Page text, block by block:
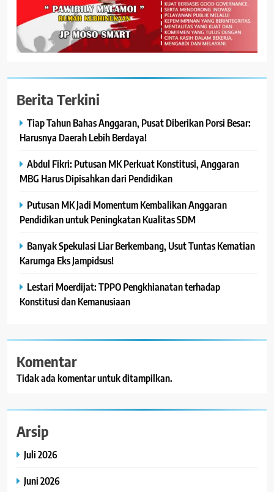
Berita Terkini
Tiap Tahun Bahas Anggaran, Pusat Diberikan Porsi Besar:
Harusnya Daerah Lebih Berdaya!
Abdul Fikri: Putusan MK Perkuat Konstitusi, Anggaran
MBG Harus Dipisahkan dari Pendidikan
Putusan MK Jadi Momentum Kembalikan Anggaran
Pendidikan untuk Peningkatan Kualitas SDM
Banyak Spekulasi Liar Berkembang, Usut Tuntas Kematian
Karumga Eks Jampidsus!
Lestari Moerdijat: TPPO Pengkhianatan terhadap
Konstitusi dan Kemanusiaan
Komentar
Tidak ada komentar untuk ditampilkan.
Arsip
Juli 2026
Juni 2026